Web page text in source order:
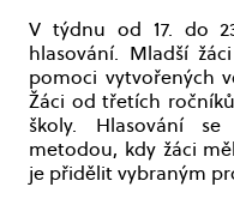
V týdnu od 17. do
hlasování. Mladší
pomoci vytvořených
Žáci od třetích
školy. Hlasování se
metodou, kdy žáci
je přidělit vybraným